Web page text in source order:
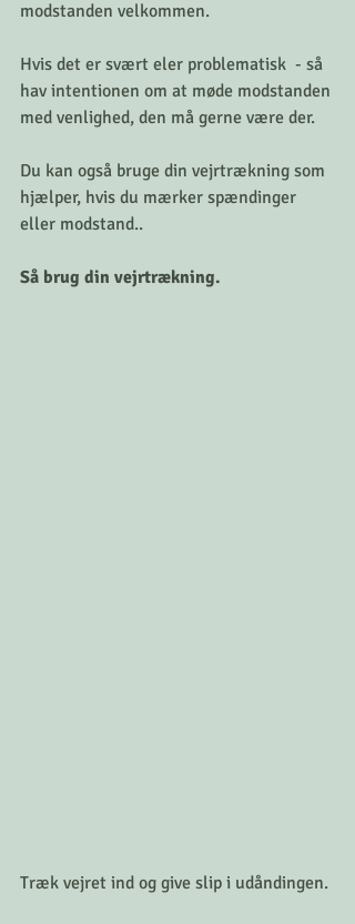
modstanden velkommen.
Hvis det er svært eler problematisk  - så
hav intentionen om at møde modstanden
med venlighed, den må gerne være der.
Du kan også bruge din vejrtrækning som
hjælper, hvis du mærker spændinger
eller modstand..
Så brug din vejrtrækning.
Træk vejret ind og give slip i udåndingen.